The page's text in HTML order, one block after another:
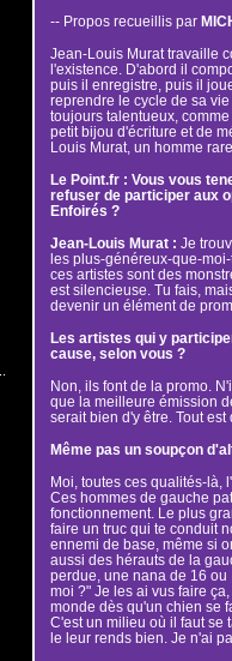
-- Propos recueillis par
Jean-Louis Murat travaille
l'existence. D'abord il
puis il enregistre, puis il
reprendre le cycle de sa
toujours talentueux,
petit bijou d'écriture et de
Louis Murat, un homme
Le Point.fr : Vous vous
refuser de participer aux
Enfoirés ?
Jean-Louis Murat : Je
les plus-généreux-que-
ces artistes sont des
est silencieuse. Tu fais,
devenir un élément de
Les artistes qui y
cause, selon vous ?
Non, ils font de la promo.
que la meilleure émission
serait bien d'y être. Tout est
Même pas un soupçon
Moi, toutes ces qualités-là,
Ces hommes de gauche
fonctionnement. Le plus
faire un truc qui te conduit
ennemi de base, même si
aussi des hérauts de la
perdue, une nana de 16 ou
moi ?" Je les ai vus faire
monde dès qu'un chien se
C'est un milieu où il faut se
le leur rends bien. Je n'ai